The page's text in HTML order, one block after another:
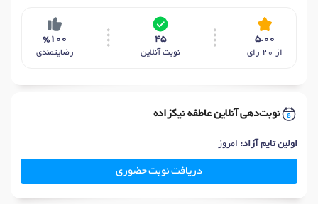
5.00
از 20 رای
45
نوبت آنلاین
%100
رضایتمندی
نوبت‌دهی آنلاین عاطفه نیکزاده
اولین تایم آزاد: امروز
دریافت نوبت حضوری